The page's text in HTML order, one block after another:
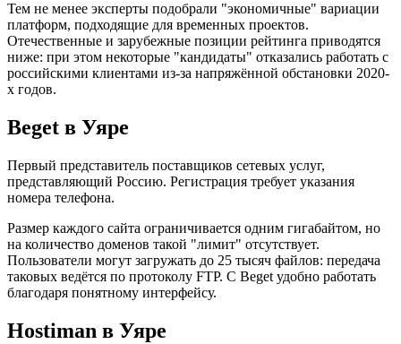
Тем не менее эксперты подобрали "экономичные" вариации
платформ, подходящие для временных проектов.
Отечественные и зарубежные позиции рейтинга приводятся
ниже: при этом некоторые "кандидаты" отказались работать с
российскими клиентами из-за напряжённой обстановки 2020-
х годов.
Beget в Уяре
Первый представитель поставщиков сетевых услуг,
представляющий Россию. Регистрация требует указания
номера телефона.
Размер каждого сайта ограничивается одним гигабайтом, но
на количество доменов такой "лимит" отсутствует.
Пользователи могут загружать до 25 тысяч файлов: передача
таковых ведётся по протоколу FTP. С Beget удобно работать
благодаря понятному интерфейсу.
Hostiman в Уяре